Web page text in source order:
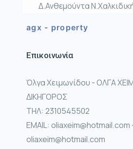
Δ.Ανθεμούντα
agx - property
Επικοινωνία
Όλγα Χειμωνίδου - ΟΛΓΑ
ΔΙΚΗΓΟΡΟΣ
ΤΗΛ: 2310545502
EMAIL: oliaxeim@hotmail.com
oliaxeim@hotmail.com